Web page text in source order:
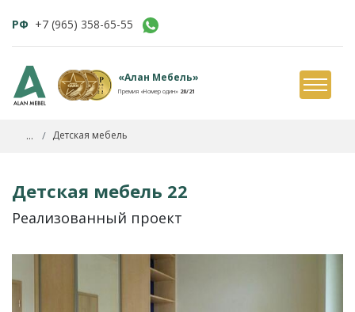
РФ +7 (965) 358-65-55
«Алан Мебель»
Премия «Номер один» 20/21
... Детская мебель
Детская мебель 22
Реализованный проект